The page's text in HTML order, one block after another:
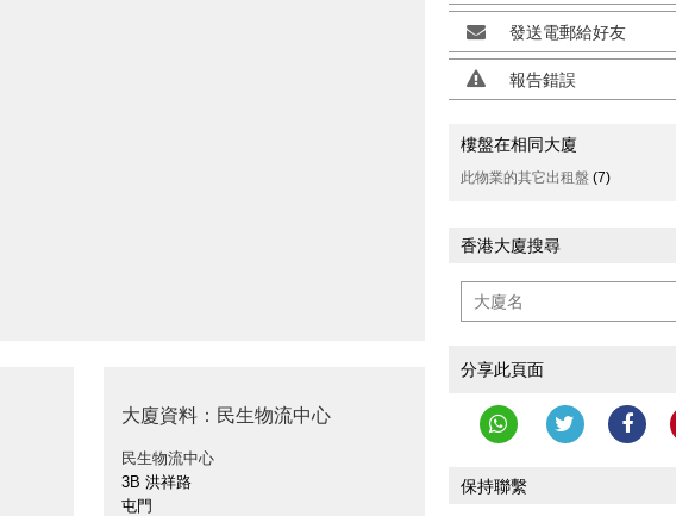
大廈資料：民生物流中心
民生物流中心
3B 洪祥路
屯門
發送電郵給好友
報告錯誤
樓盤在相同大廈
此物業的其它出租盤 (7)
香港大廈搜尋
分享此頁面
保持聯繫